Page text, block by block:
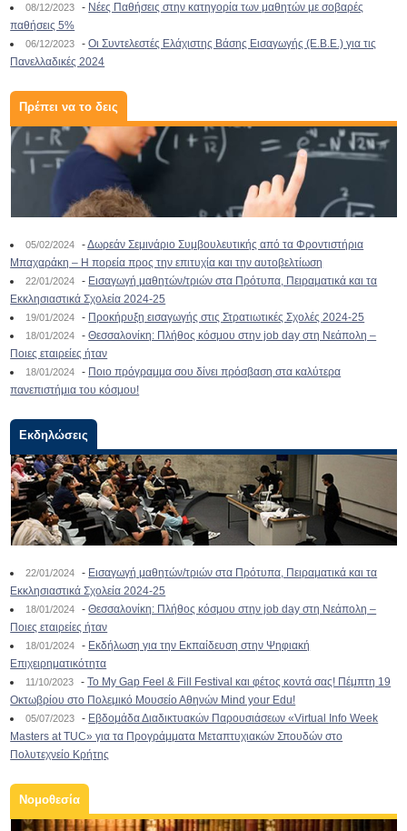
08/12/2023 - Νέες Παθήσεις στην κατηγορία των μαθητών με σοβαρές
παθήσεις 5%
06/12/2023 -Οι Συντελεστές Ελάχιστης Βάσης Εισαγωγής (Ε.Β.Ε.) για τις
Πανελλαδικές 2024
Πρέπει να το δεις
05/02/2024 -Δωρεάν Σεμινάριο Συμβουλευτικής από τα Φροντιστήρια
Μπαχαράκη – Η πορεία προς την επιτυχία και την αυτοβελτίωση
22/01/2024 - Εισαγωγή μαθητών/τριών στα Πρότυπα, Πειραματικά και τα
Εκκλησιαστικά Σχολεία 2024-25
19/01/2024 - Προκήρυξη εισαγωγής στις Στρατιωτικές Σχολές 2024-25
18/01/2024 -Θεσσαλονίκη: Πλήθος κόσμου στην job day στη Νεάπολη –
Ποιες εταιρείες ήταν
18/01/2024 - Ποιο πρόγραμμα σου δίνει πρόσβαση στα καλύτερα
πανεπιστήμια του κόσμου!
Εκδηλώσεις
22/01/2024 - Εισαγωγή μαθητών/τριών στα Πρότυπα, Πειραματικά και τα
Εκκλησιαστικά Σχολεία 2024-25
18/01/2024 -Θεσσαλονίκη: Πλήθος κόσμου στην job day στη Νεάπολη –
Ποιες εταιρείες ήταν
18/01/2024 - Εκδήλωση για την Εκπαίδευση στην Ψηφιακή
Επιχειρηματικότητα
11/10/2023 -To My Gap Feel & Fill Festival και φέτος κοντά σας! Πέμπτη 19
Οκτωβρίου στο Πολεμικό Μουσείο Αθηνών Mind your Edu!
05/07/2023 - Εβδομάδα Διαδικτυακών Παρουσιάσεων «Virtual Info Week
Masters at TUC» για τα Προγράμματα Μεταπτυχιακών Σπουδών στο
Πολυτεχνείο Κρήτης
Νομοθεσία